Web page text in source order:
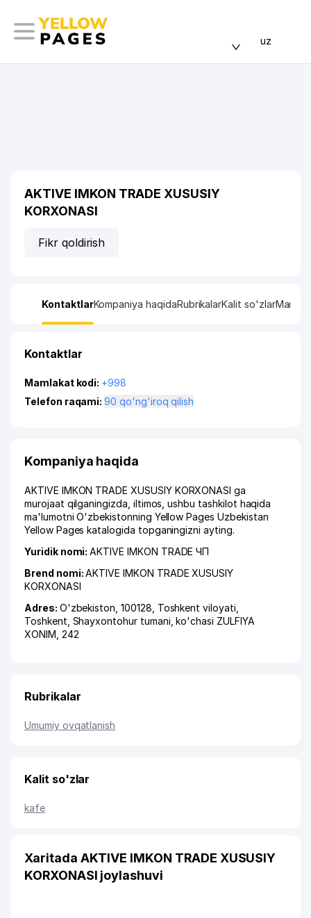
uz
AKTIVE IMKON TRADE XUSUSIY
KORXONASI
Fikr qoldirish
KontaktlarKompaniya haqidaRubrikalarKalit so'zlarManzil
Kontaktlar
Mamlakat kodi: +998
Telefon raqami:
90 qo'ng'iroq qilish
Kompaniya haqida
AKTIVE IMKON TRADE XUSUSIY KORXONASI ga
murojaat qilganingizda, iltimos, ushbu tashkilot haqida
ma'lumotni O'zbekistonning Yellow Pages Uzbekistan
Yellow Pages katalogida topganingizni ayting.
Yuridik nomi:AKTIVE IMKON TRADE ЧП
Brend nomi:AKTIVE IMKON TRADE XUSUSIY
KORXONASI
Adres: O'zbekiston, 100128, Toshkent viloyati
Toshkent Shayxontohur tumani ,ko'chasi ZULFIYA
XONIM , 242
Rubrikalar
Umumiy ovqatlanish
Kalit so'zlar
kafe
Xaritada AKTIVE IMKON TRADE XUSUSIY
KORXONASI joylashuvi